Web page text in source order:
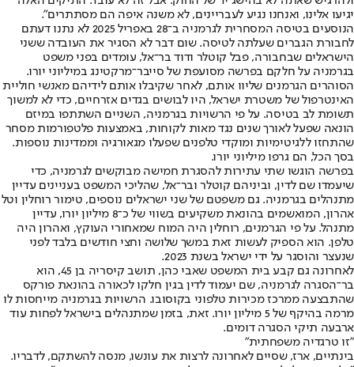
יגיעו אלינו, ואנחנו נגיע לעבריינים, לא משנה איפה הם מסתתרים".
הנוסעים בטיסה המסחרית לגרמניה ב־28 באפריל 2025 לא נתנו דעתם
לחבורת הגברים שעלתה לטיסה. שום דבר לא הסגיר את העובדה ששני
הישראלים שבחבורה, פבל קוטלר ודוד בר־אל, עומדים בפני משפט
בגרמניה על חלקם בפרשה מסועפת של סייבר־מרקטינג במיליוני יורו.
הסוהרים הגרמנים שליוו אותם, לאחר שקיבלו אותם לידיהם מאנשי חוליית
האינטרפול של משטרת ישראל, היו לבושים בגדים אזרחיים, כדי לא למשוך
תשומת לב בטיסה. על פי הרשויות בגרמניה, השניים השתתפו במיזם
הונאה שפעל לאורך שנים נגד מאות לקוחות, באמצעות פלטפורמות מסחר
שהתחזו ללגיטימיות ומוקדי טלפנים שפעלו מגאורגיה וממדינות נוספות.
בסך הכל, הם גרפו מיליוני יורו.
בפרשה הוגשו שתי עתירות להסגרת חמישה מבוקשים לגרמניה, כדי
שיעמדו שם לדין, וביניהם קוטלר ובר־אל, שהליכי המשפט בעניינים עדיין
מתנהלים בגרמניה. גם משפטם של שני ישראלים נוספים, טימור רוחלין וטל
אהרון, המואשמים בהונאת משקיעים בשווי של כ־8 מיליון יורו, עדיין
מתנהל. על פי הגרמנים, רוחלין היה המוח שמאחורי העוקץ, ואהרון היה
טלפן. הוא הספיק לעשות זאת במשך שלושה וחצי חודשים בלבד לפני
שנעצר והוסגר על ידי ישראל בשנת 2023.
לאחרונה גם קבע בית המשפט שאבי כהן, תושב קיסריה בן 45, הוא
בר־הסגרה לגרמניה, שם יעמוד לדין בגין חלקו לכאורה בהונאת פורקס
שהתבצעה ממרכז מכירות טלפוני בקוסובו. הרשויות בגרמניה מייחסות לו
מרמה בהיקף של 5 מיליון יורו. זאת, בזמן שמתנהלים בישראל לפחות עוד
ארבעה תיקי הסגרה דומים.
"זו טרגדיה משפחתית"
בינתיים, ארז, שסיים לאחרונה לרצות את עונשו, מנסה להשתקם, לדבריו.